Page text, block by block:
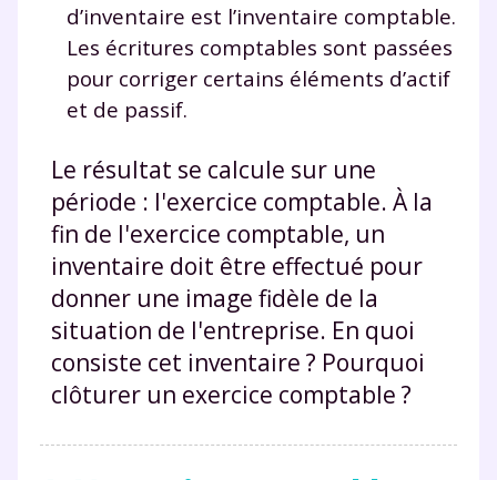
d’inventaire est l’inventaire comptable.
Les écritures comptables sont passées
pour corriger certains éléments d’actif
et de passif.
Le résultat se calcule sur une
période : l'exercice comptable. À la
fin de l'exercice comptable, un
inventaire doit être effectué pour
donner une image fidèle de la
situation de l'entreprise. En quoi
consiste cet inventaire ? Pourquoi
clôturer un exercice comptable ?